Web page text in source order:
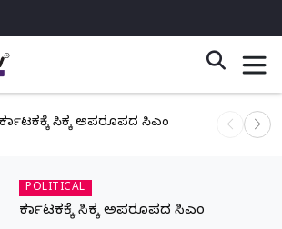
ಕರ್ನಾಟಕಕ್ಕೆ ಸಿಕ್ಕ ಅಪರೂಪದ ಸಿಎಂ ನಾಳೆ
POLITICAL
ಕರ್ನಾಟಕಕ್ಕೆ ಸಿಕ್ಕ ಅಪರೂಪದ ಸಿಎಂ